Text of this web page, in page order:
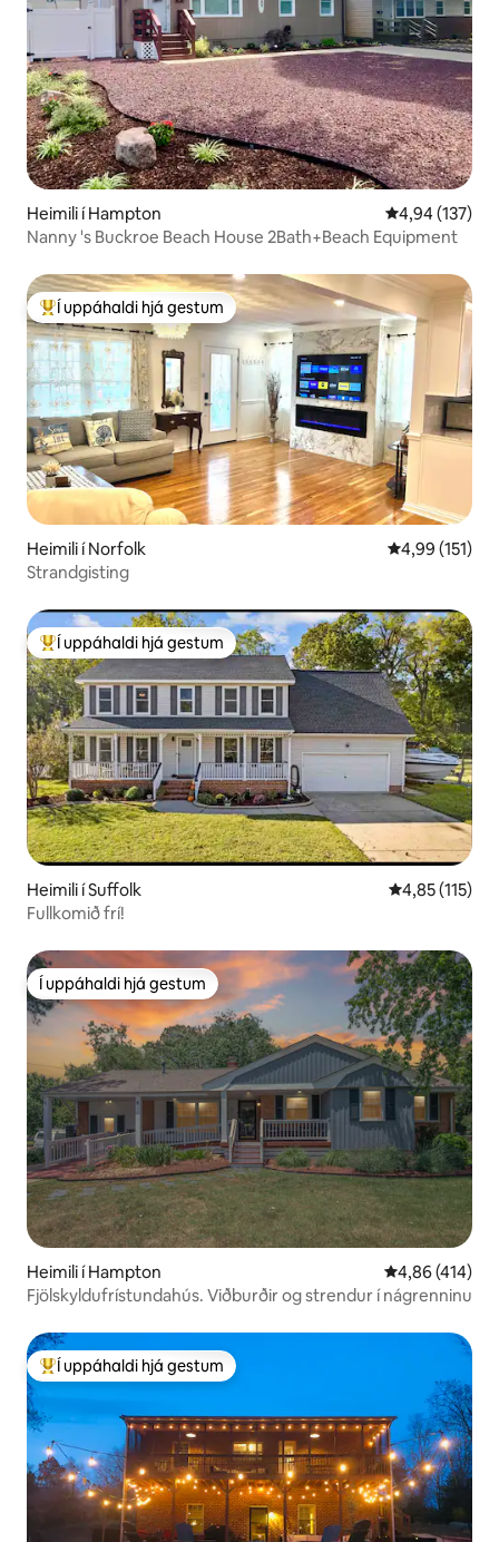
Heimili í Hampton 4,94 af 5 í
4,94 (137)
Nanny 's Buckroe Beach House 2Bath+Beach Equipment
Í mestu uppáhaldi hjá gestum
Í uppáhaldi hjá gestum
Heimili í Norfolk 4,99 af 5 í
4,99 (151)
Strandgisting
Í mestu uppáhaldi hjá gestum
Í uppáhaldi hjá gestum
Heimili í Suffolk 4,85 af 5 í
4,85 (115)
Fullkomið frí!
Í uppáhaldi hjá gestum
Í uppáhaldi hjá gestum
Heimili í Hampton 4,86 af 5 í
4,86 (414)
Fjölskyldufrístundahús. Viðburðir og strendur í nágrenninu
Í mestu uppáhaldi hjá gestum
Í uppáhaldi hjá gestum